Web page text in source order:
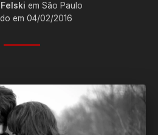
em São Paulo
em 04/02/2016